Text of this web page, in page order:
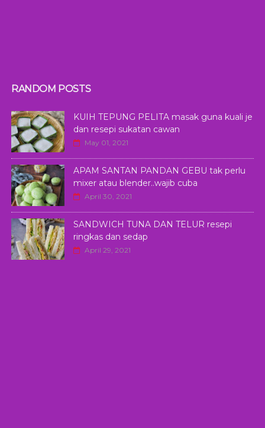
RANDOM POSTS
KUIH TEPUNG PELITA masak guna kuali je
dan resepi sukatan cawan
May 01, 2021
APAM SANTAN PANDAN GEBU tak perlu
mixer atau blender..wajib cuba
April 30, 2021
SANDWICH TUNA DAN TELUR resepi
ringkas dan sedap
April 29, 2021